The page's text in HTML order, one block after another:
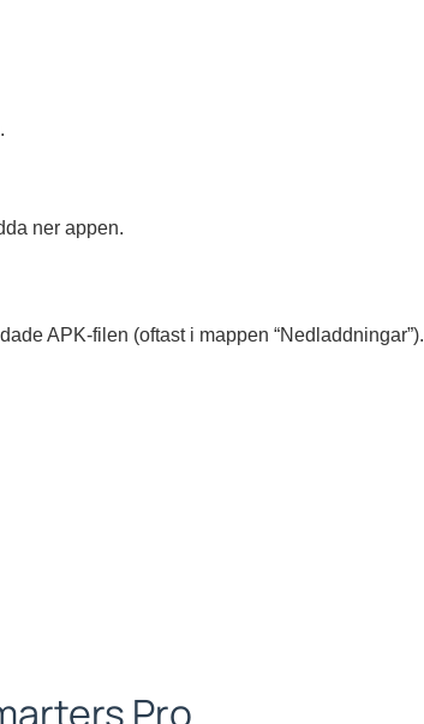
ner appen.
APK-filen (oftast i mappen “Nedladdningar”).
Pro